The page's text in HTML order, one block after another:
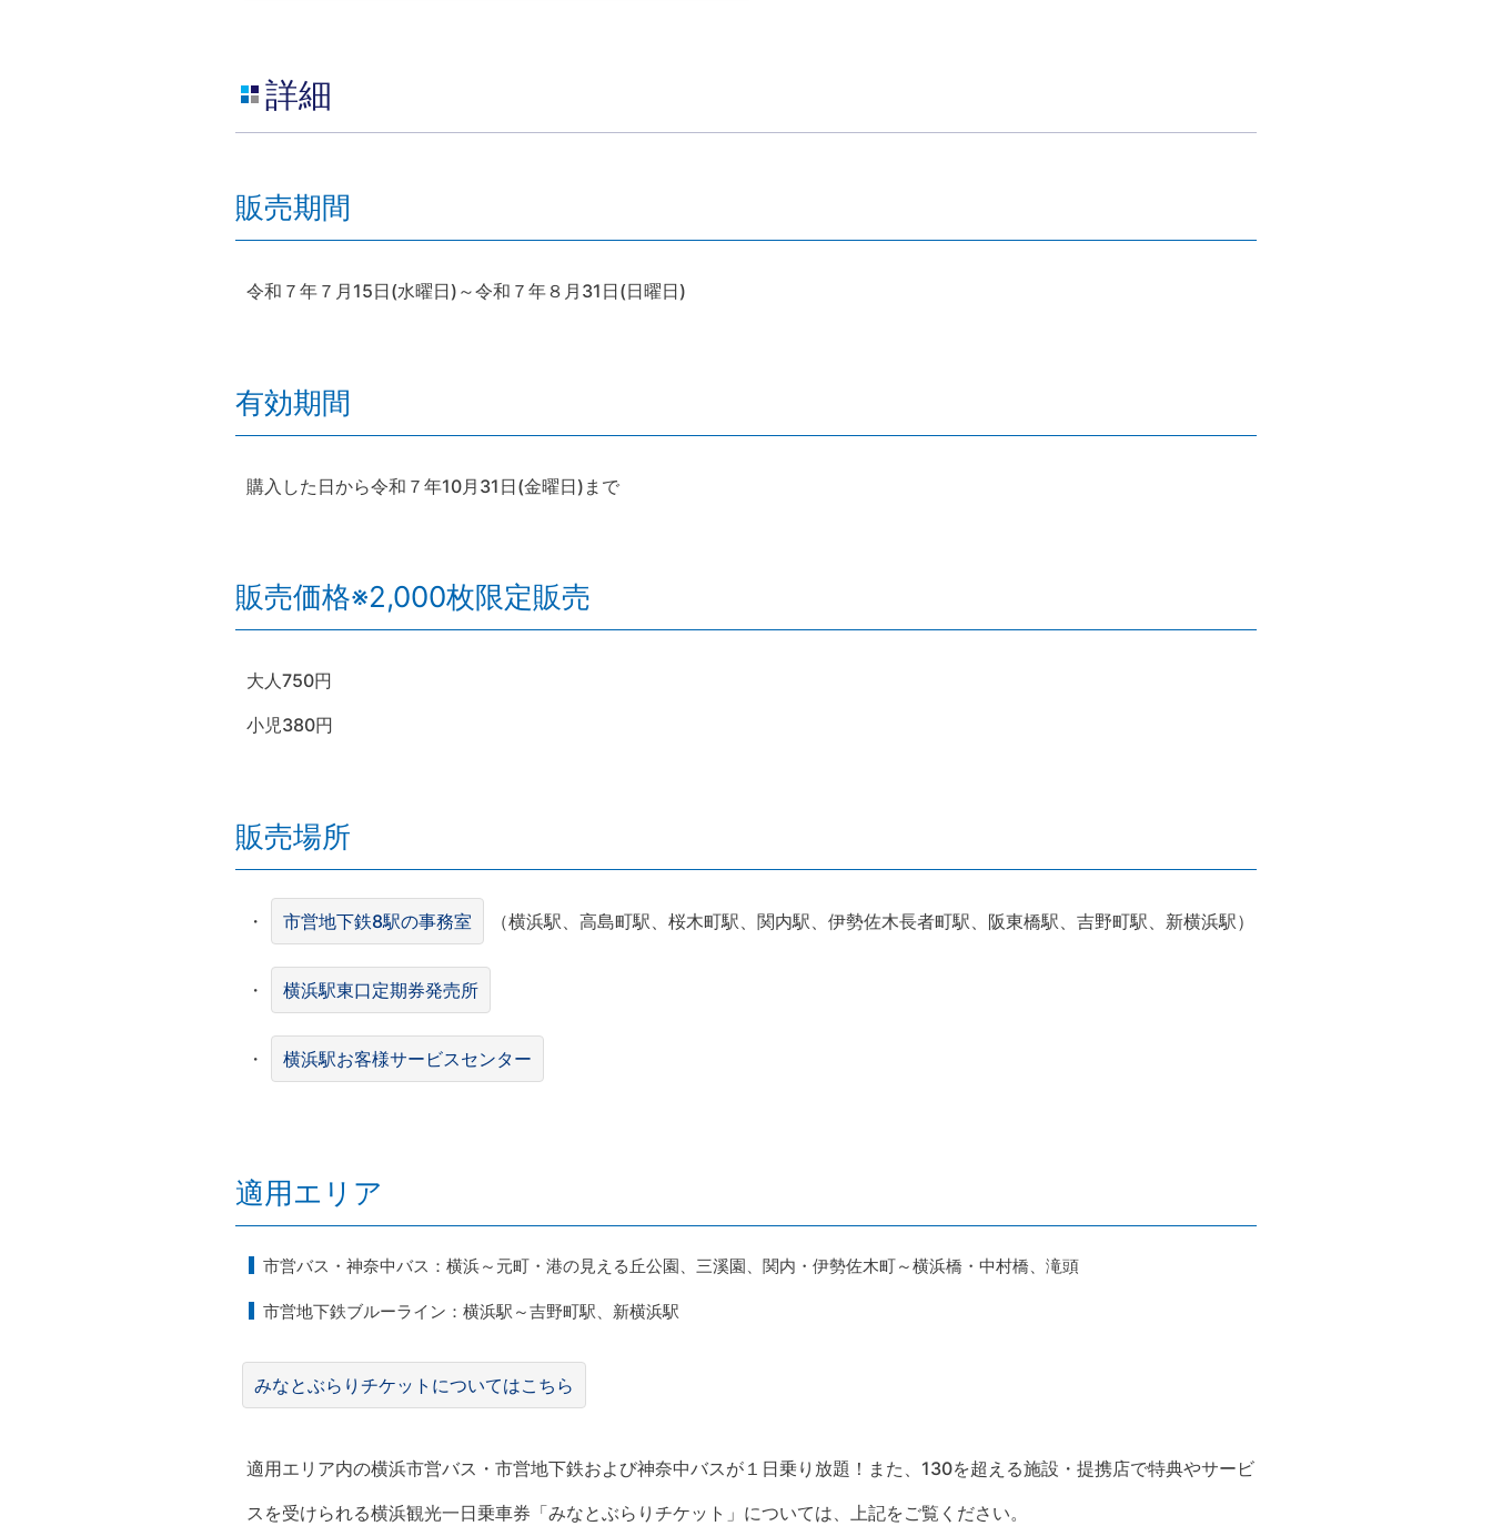
詳細
販売期間
令和７年７月15日(水曜日)～令和７年８月31日(日曜日)
有効期間
購入した日から令和７年10月31日(金曜日)まで
販売価格※2,000枚限定販売
大人750円
小児380円
販売場所
・ 市営地下鉄8駅の事務室 （横浜駅、高島町駅、桜木町駅、関内駅、伊勢佐木長者町駅、阪東橋駅、吉野町駅、新横浜駅）
・ 横浜駅東口定期券発売所
・ 横浜駅お客様サービスセンター
適用エリア
市営バス・神奈中バス：横浜～元町・港の見える丘公園、三溪園、関内・伊勢佐木町～横浜橋・中村橋、滝頭
市営地下鉄ブルーライン：横浜駅～吉野町駅、新横浜駅
みなとぶらりチケットについてはこちら
適用エリア内の横浜市営バス・市営地下鉄および神奈中バスが１日乗り放題！また、130を超える施設・提携店で特典やサービ
スを受けられる横浜観光一日乗車券「みなとぶらりチケット」については、上記をご覧ください。